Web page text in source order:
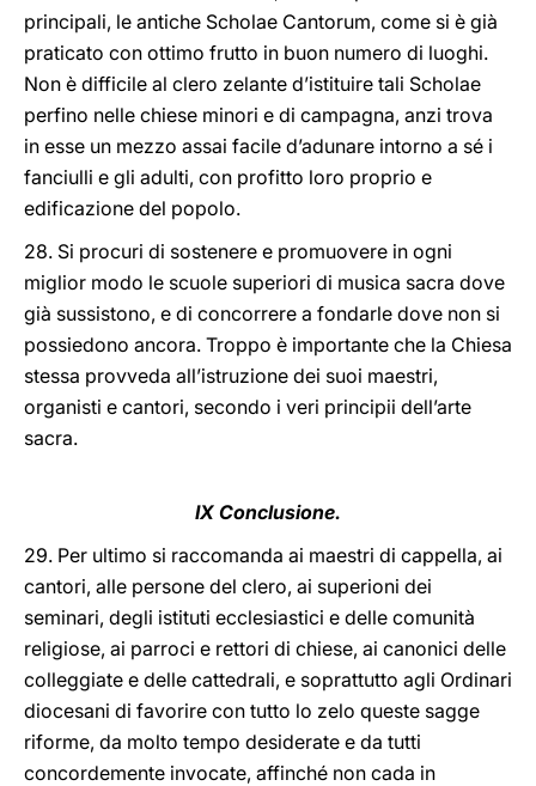
principali, le antiche Scholae Cantorum, come si è già
praticato con ottimo frutto in buon numero di luoghi.
Non è difficile al clero zelante d’istituire tali Scholae
perfino nelle chiese minori e di campagna, anzi trova
in esse un mezzo assai facile d’adunare intorno a sé i
fanciulli e gli adulti, con profitto loro proprio e
edificazione del popolo.
28. Si procuri di sostenere e promuovere in ogni
miglior modo le scuole superiori di musica sacra dove
già sussistono, e di concorrere a fondarle dove non si
possiedono ancora. Troppo è importante che la Chiesa
stessa provveda all’istruzione dei suoi maestri,
organisti e cantori, secondo i veri principii dell’arte
sacra.
IX Conclusione.
29. Per ultimo si raccomanda ai maestri di cappella, ai
cantori, alle persone del clero, ai superioni dei
seminari, degli istituti ecclesiastici e delle comunità
religiose, ai parroci e rettori di chiese, ai canonici delle
colleggiate e delle cattedrali, e soprattutto agli Ordinari
diocesani di favorire con tutto lo zelo queste sagge
riforme, da molto tempo desiderate e da tutti
concordemente invocate, affinché non cada in